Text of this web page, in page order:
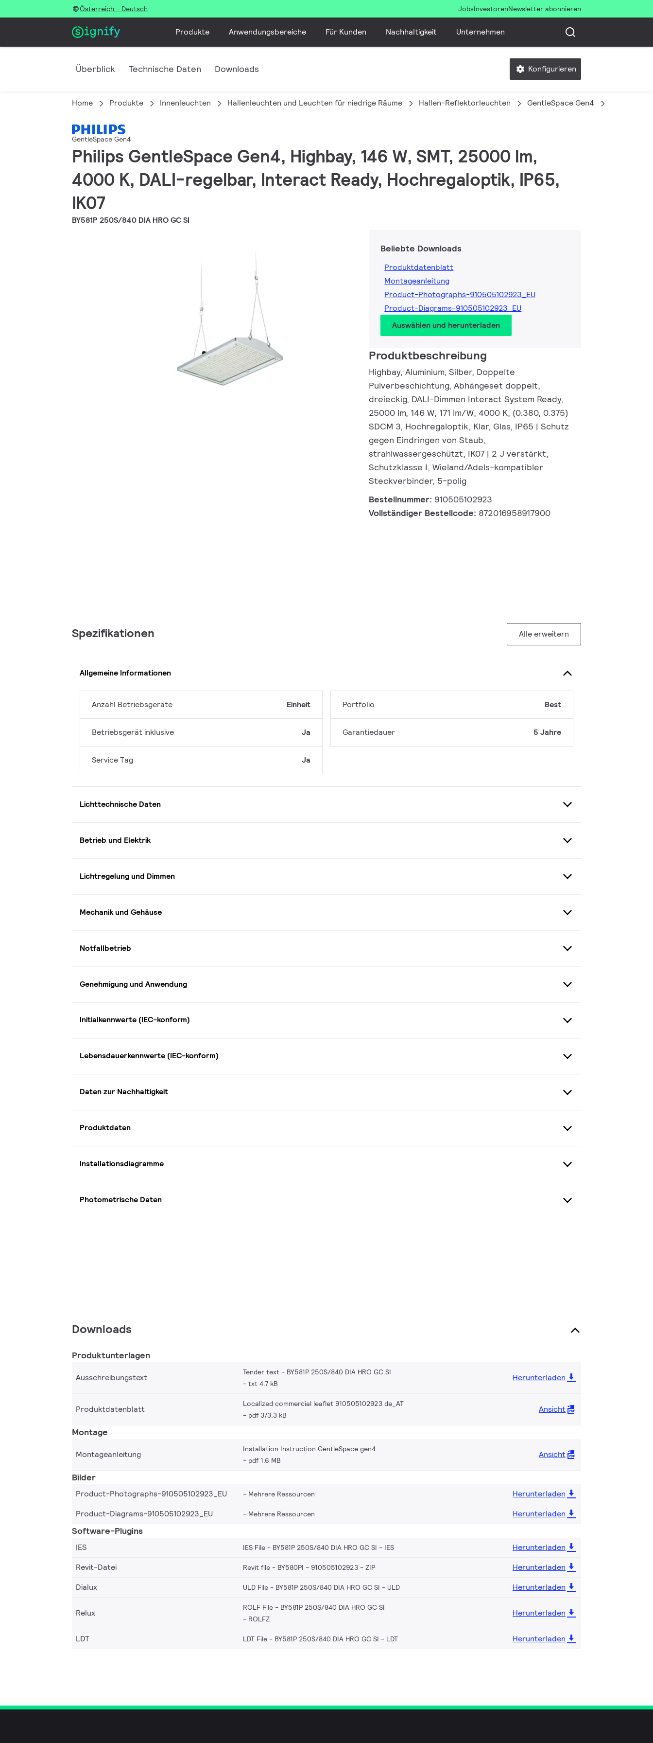
Österreich - Deutsch JobsInvestorenNewsletter abonnieren
Produkte Anwendungsbereiche Für Kunden Nachhaltigkeit Unternehmen
Überblick Technische Daten Downloads Konfigurieren
Home Produkte Innenleuchten Hallenleuchten und Leuchten für niedrige Räume Hallen-Reflektorleuchten GentleSpace Gen4
GentleSpace Gen4
Philips GentleSpace Gen4, Highbay, 146 W, SMT, 25000 lm,
4000 K, DALI-regelbar, Interact Ready, Hochregaloptik, IP65,
IK07
BY581P 250S/840 DIA HRO GC SI
Beliebte Downloads
Produktdatenblatt
Montageanleitung
Product-Photographs-910505102923_EU
Product-Diagrams-910505102923_EU
Auswählen und herunterladen
Produktbeschreibung
Highbay, Aluminium, Silber, Doppelte
Pulverbeschichtung, Abhängeset doppelt,
dreieckig, DALI-Dimmen Interact System Ready,
25000 lm, 146 W, 171 lm/W, 4000 K, (0.380, 0.375)
SDCM 3, Hochregaloptik, Klar, Glas, IP65 | Schutz
gegen Eindringen von Staub,
strahlwassergeschützt, IK07 | 2 J verstärkt,
Schutzklasse I, Wieland/Adels-kompatibler
Steckverbinder, 5-polig
Bestellnummer: 910505102923
Vollständiger Bestellcode: 872016958917900
Spezifikationen Alle erweitern
Allgemeine Informationen
Anzahl Betriebsgeräte Einheit
Betriebsgerät inklusive Ja
Service Tag Ja
Portfolio Best
Garantiedauer 5 Jahre
Lichttechnische Daten
Betrieb und Elektrik
Lichtregelung und Dimmen
Mechanik und Gehäuse
Notfallbetrieb
Genehmigung und Anwendung
Initialkennwerte (IEC-konform)
Lebensdauerkennwerte (IEC-konform)
Daten zur Nachhaltigkeit
Produktdaten
Installationsdiagramme
Photometrische Daten
Downloads
Produktunterlagen
Ausschreibungstext
Tender text - BY581P 250S/840 DIA HRO GC SI
txt 4.7 kB
Herunterladen
Produktdatenblatt
Localized commercial leaflet 910505102923 de_AT
pdf 373.3 kB
Ansicht
Montage
Montageanleitung
Installation Instruction GentleSpace gen4
pdf 1.6 MB
Ansicht
Bilder
Product-Photographs-910505102923_EU Mehrere Ressourcen
Herunterladen
Product-Diagrams-910505102923_EU
Mehrere Ressourcen Herunterladen
Software-Plugins
IES IES File - BY581P 250S/840 DIA HRO GC SI IES
Herunterladen
Revit-Datei
Revit file - BY580PI - 910505102923 ZIP
Herunterladen
Dialux
ULD File - BY581P 250S/840 DIA HRO GC SI ULD Herunterladen
Relux
ROLF File - BY581P 250S/840 DIA HRO GC SI
ROLFZ
Herunterladen
LDT LDT File - BY581P 250S/840 DIA HRO GC SI LDT Herunterladen